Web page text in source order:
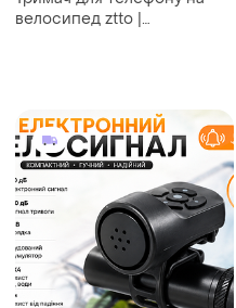
велосипед ztto |